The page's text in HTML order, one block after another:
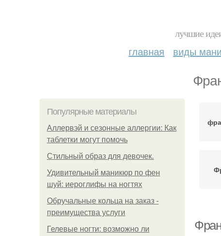
лучшие
главная виды
Популярные материалы
Аллервэй и сезонные аллергии: Как
таблетки могут помочь
Стильный образ для девочек.
Удивительный маникюр по фен
шуй: иероглифы на ногтях
Обручальные кольца на заказ -
преимущества услуги
Гелевые ногти: возможно ли